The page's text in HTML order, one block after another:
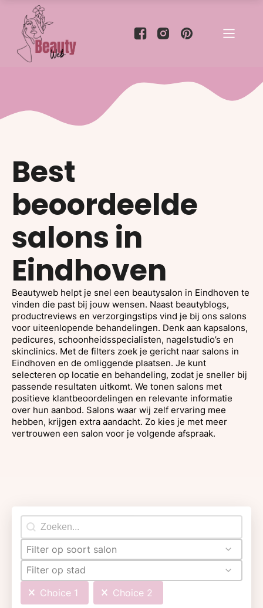
Best
beoordeelde
salons in
Eindhoven
Beautyweb helpt je snel een beautysalon in Eindhoven te
vinden die past bij jouw wensen. Naast beautyblogs,
productreviews en verzorgingstips vind je bij ons salons
voor uiteenlopende behandelingen. Denk aan kapsalons,
pedicures, schoonheidsspecialisten, nagelstudio’s en
skinclinics. Met de filters zoek je gericht naar salons in
Eindhoven en de omliggende plaatsen. Je kunt
selecteren op locatie en behandeling, zodat je sneller bij
passende resultaten uitkomt. We tonen salons met
positieve klantbeoordelingen en relevante informatie
over hun aanbod. Salons waar wij zelf ervaring mee
hebben, krijgen extra aandacht. Zo kies je met meer
vertrouwen een salon voor je volgende afspraak.
Search content
Filter op soort salon
Filter op stad
Choice 1
Choice 2